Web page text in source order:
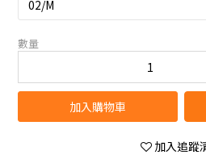
數量
加入購物車
加入追蹤